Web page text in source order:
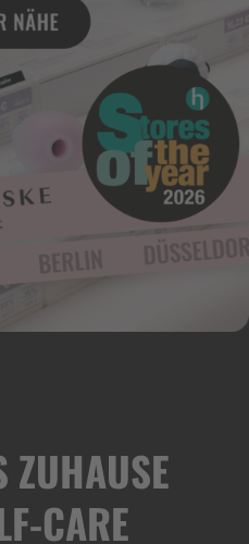
ZUHAUSE
CARE